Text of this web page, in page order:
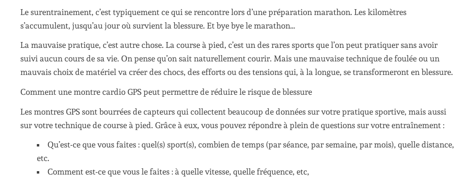
Le surentrainement, c’est typiquement ce qui se rencontre lors d’une préparation marathon. Les kilomètres
s’accumulent, jusqu’au jour où survient la blessure. Et bye bye le marathon…
La mauvaise pratique, c’est autre chose. La course à pied, c’est un des rares sports que l’on peut pratiquer sans avoir
suivi aucun cours de sa vie. On pense qu’on sait naturellement courir. Mais une mauvaise technique de foulée ou un
mauvais choix de matériel va créer des chocs, des efforts ou des tensions qui, à la longue, se transformeront en blessure.
Comment une montre cardio GPS peut permettre de réduire le risque de blessure
Les montres GPS sont bourrées de capteurs qui collectent beaucoup de données sur votre pratique sportive, mais aussi
sur votre technique de course à pied. Grâce à eux, vous pouvez répondre à plein de questions sur votre entraînement :
Qu’est-ce que vous faites : quel(s) sport(s), combien de temps (par séance, par semaine, par mois), quelle distance,
etc.
Comment est-ce que vous le faites : à quelle vitesse, quelle fréquence, etc,